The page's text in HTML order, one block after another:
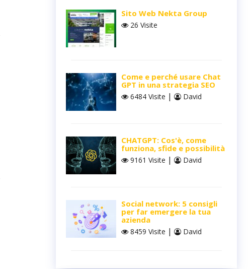
Sito Web Nekta Group
26 Visite
Come e perché usare Chat
GPT in una strategia SEO
6484 Visite | David
CHATGPT: Cos'è, come
funziona, sfide e possibilità
9161 Visite | David
Social network: 5 consigli
per far emergere la tua
azienda
8459 Visite | David